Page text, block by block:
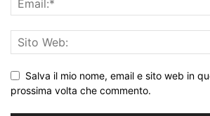
Salva il mio nome, email e sito web in
prossima volta che commento.